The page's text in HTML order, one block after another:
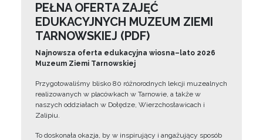
PEŁNA OFERTA ZAJĘĆ
EDUKACYJNYCH MUZEUM ZIEMI
TARNOWSKIEJ (PDF)
Najnowsza oferta edukacyjna wiosna–lato 2026
Muzeum Ziemi Tarnowskiej
Przygotowaliśmy blisko 80 różnorodnych lekcji muzealnych
realizowanych w placówkach w Tarnowie, a także w
naszych oddziałach w Dołędze, Wierzchosławicach i
Zalipiu.
To doskonała okazja, by w inspirujący i angażujący sposób